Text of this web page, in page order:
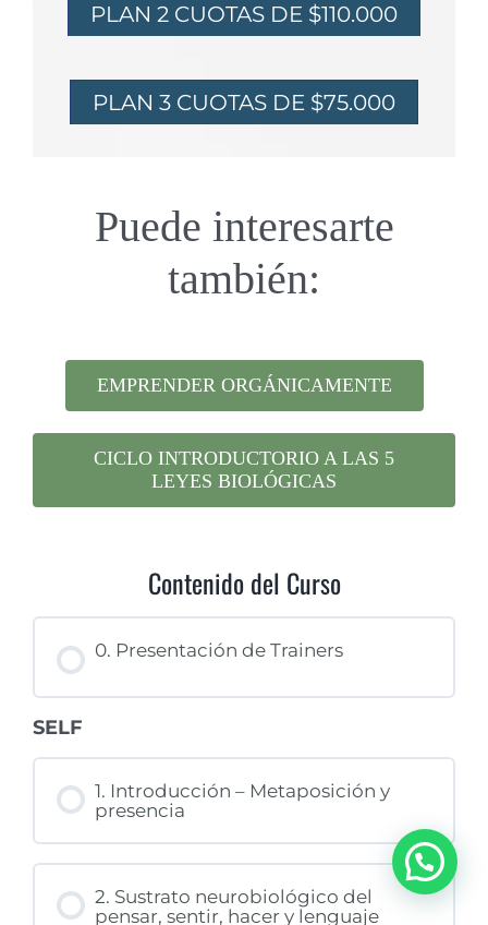
PLAN 2 CUOTAS DE $110.000
PLAN 3 CUOTAS DE $75.000
Puede interesarte
también:
EMPRENDER ORGÁNICAMENTE
CICLO INTRODUCTORIO A LAS 5
LEYES BIOLÓGICAS
Contenido del Curso
0. Presentación de Trainers
SELF
1. Introducción – Metaposición y
presencia
2. Sustrato neurobiológico del
pensar, sentir, hacer y lenguaje